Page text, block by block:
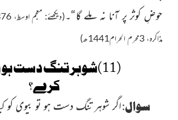
حوضِ کوثر پر آنا نہ ملے گا“۔
مذاکرہ، 3محرم الحرام1441ھ)
(11)شوہر تنگ دست
کرے؟
سوال:اگر شوہر تنگ دست ہو تو بیوی کو